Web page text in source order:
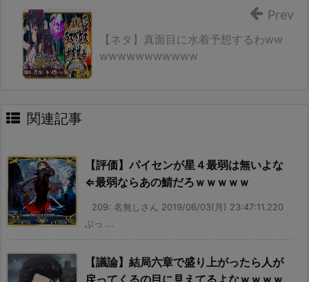
【ネタ】真面目に水着予想するわww
wwwwwwwwwww
Prev
関連記事
【評価】パイセンが星４最弱は無いよな
⇐最弱ならあの鯖だろｗｗｗｗｗ
209: 名無しさん 2019/06/03(月) 23:47:11.220
ぶっ ...
【議論】結局六章で盛り上がったら人が